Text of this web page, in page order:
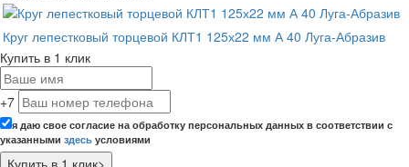
Круг лепестковый торцевой КЛТ1 125х22 мм А 40 Луга-Абразив
Купить в 1 клик
+7
я даю свое согласие на обработку персональных данных в соответствии с
указанными здесь условиями